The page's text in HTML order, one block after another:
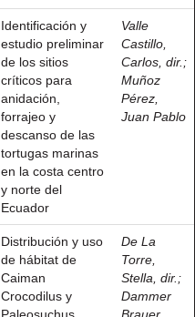
Identificación y
estudio preliminar
de los sitios
críticos para
anidación,
forrajeo y
descanso de las
tortugas marinas
en la costa centro
y norte del
Ecuador
Valle
Castillo,
Carlos, dir. ;
Muñoz
Pérez,
Juan Pablo
Distribución y uso
de hábitat de
Caiman
Crocodilus y
De La
Torre,
Stella, dir. ;
Dammer